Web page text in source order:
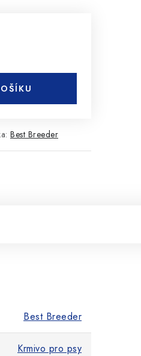
Best Breeder
Best Breeder
Krmivo pro psy